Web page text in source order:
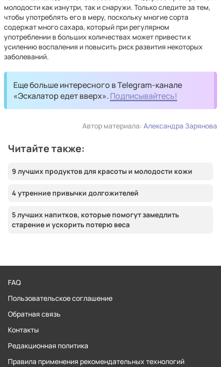
молодости как изнутри, так и снаружи. Только следите за тем,
чтобы употреблять его в меру, поскольку многие сорта
содержат много сахара, который при регулярном
употреблении в больших количествах может привести к
усилению воспаления и повысить риск развития некоторых
заболеваний.
Еще больше интересного в Telegram-канале
«Эскалатор едет вверх». Подписывайтесь!
Автор материала: Александра Зарянова
Читайте также:
9 лучших продуктов для красоты и молодости кожи
4 утренние привычки долгожителей
5 лучших напитков, которые помогут замедлить
старение и ускорить потерю веса
FAQ
Пользовательское соглашение
Обратная связь
Контакты
Редакционная политика
Правила применения рекомендательных технологий